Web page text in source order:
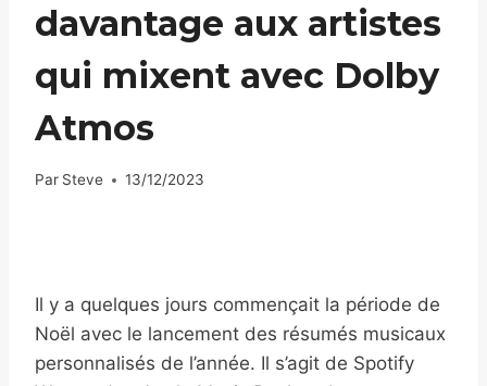
davantage aux artistes
qui mixent avec Dolby
Atmos
Par Steve 13/12/2023
Il y a quelques jours commençait la période de
Noël avec le lancement des résumés musicaux
personnalisés de l’année. Il s’agit de Spotify